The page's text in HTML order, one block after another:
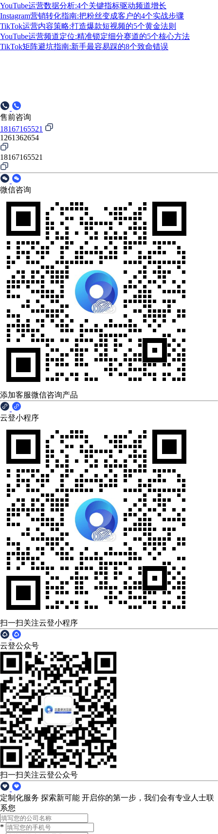
YouTube运营数据分析:4个关键指标驱动频道增长
Instagram营销转化指南:把粉丝变成客户的4个实战步骤
TikTok运营内容策略:打造爆款短视频的5个黄金法则
YouTube运营频道定位:精准锁定细分赛道的5个核心方法
TikTok矩阵避坑指南:新手最容易踩的8个致命错误
售前咨询
18167165521
1261362654
18167165521
微信咨询
添加客服微信咨询产品
云登小程序
扫一扫关注云登小程序
云登公众号
扫一扫关注云登公众号
定制化服务 探索新可能 开启你的第一步，我们会有专业人士联
系您
*